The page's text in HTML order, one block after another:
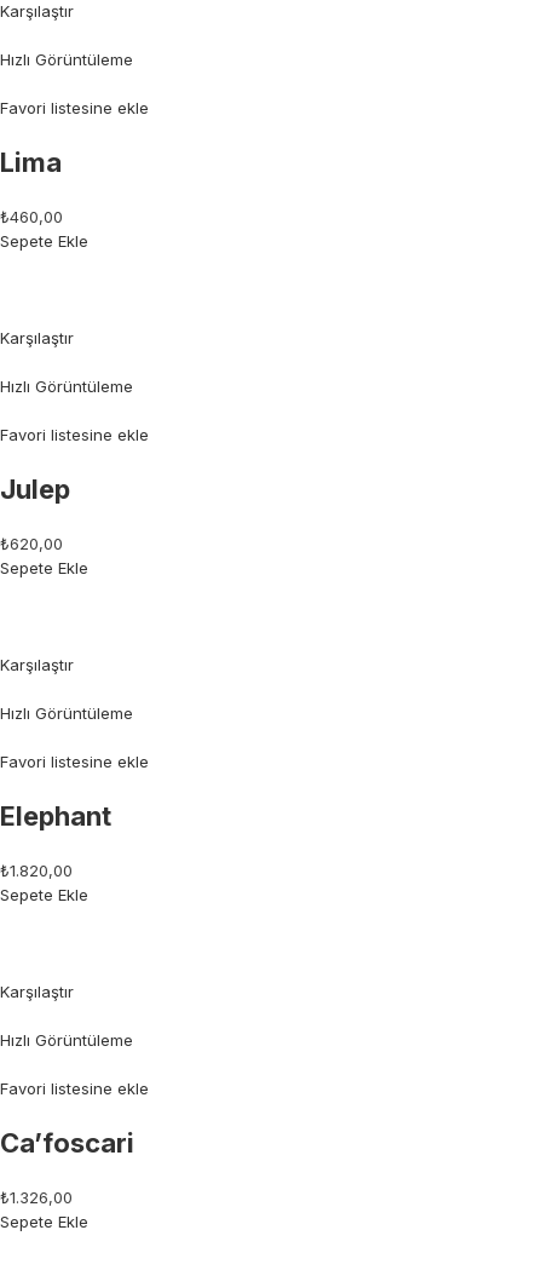
Karşılaştır
Hızlı Görüntüleme
Favori listesine ekle
Lima
₺460,00
Sepete Ekle
Karşılaştır
Hızlı Görüntüleme
Favori listesine ekle
Julep
₺620,00
Sepete Ekle
Karşılaştır
Hızlı Görüntüleme
Favori listesine ekle
Elephant
₺1.820,00
Sepete Ekle
Karşılaştır
Hızlı Görüntüleme
Favori listesine ekle
Ca’foscari
₺1.326,00
Sepete Ekle